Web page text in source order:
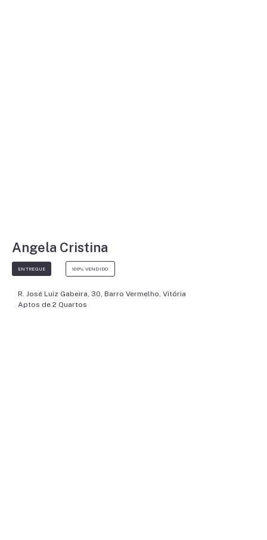
Angela Cristina
ENTREGUE 100% VENDIDO
R. José Luiz Gabeira, 30, Barro Vermelho, Vitória
Aptos de 2 Quartos